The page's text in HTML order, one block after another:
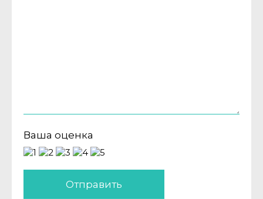
Ваша оценка
Отправить